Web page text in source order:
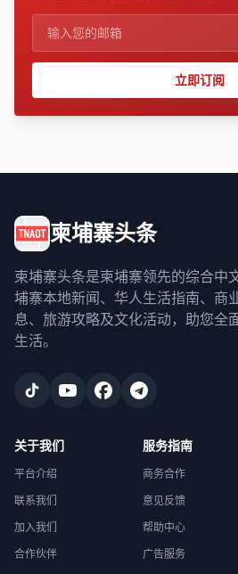
立即订阅
柬埔寨头条
柬埔寨头条是柬埔寨领先的综合中
埔寨本地新闻、华人生活指南、商
息、旅游攻略及文化活动，助您全
生活。
关于我们
平台介绍
联系我们
加入我们
合作伙伴
服务指南
商务合作
意见反馈
帮助中心
广告服务